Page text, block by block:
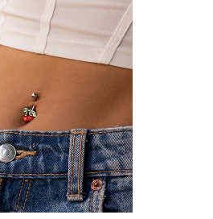
aankoop
origineel